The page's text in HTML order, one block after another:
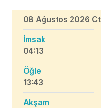
08 Ağustos 2026 Ct
İmsak
04:13
Öğle
13:43
Akşam